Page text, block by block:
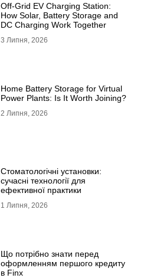
Off-Grid EV Charging Station:
How Solar, Battery Storage and
DC Charging Work Together
3 Липня, 2026
Home Battery Storage for Virtual
Power Plants: Is It Worth Joining?
2 Липня, 2026
Стоматологічні установки:
сучасні технології для
ефективної практики
1 Липня, 2026
Що потрібно знати перед
оформленням першого кредиту
в Finx